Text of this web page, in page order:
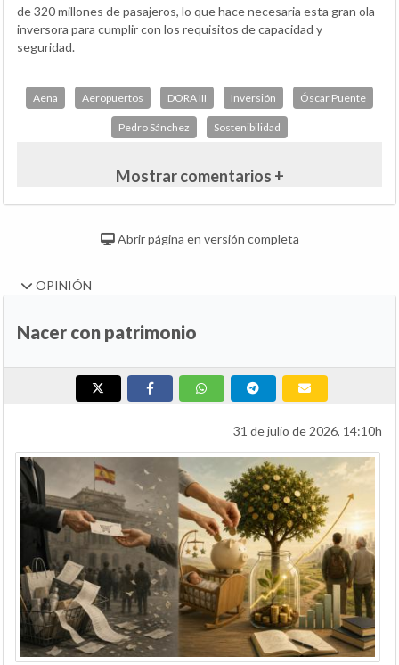
de 320 millones de pasajeros, lo que hace necesaria esta gran ola
inversora para cumplir con los requisitos de capacidad y
seguridad.
Aena Aeropuertos DORA III Inversión Óscar Puente
Pedro Sánchez Sostenibilidad
Mostrar comentarios +
Abrir página en versión completa
OPINIÓN
Nacer con patrimonio
31 de julio de 2026, 14:10h